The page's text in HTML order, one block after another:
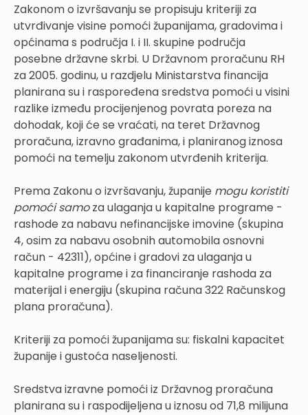
Zakonom o izvršavanju se propisuju kriteriji za
utvrđivanje visine pomoći županijama, gradovima i
općinama s područja I. i II. skupine područja
posebne državne skrbi. U Državnom proračunu RH
za 2005. godinu, u razdjelu Ministarstva financija
planirana su i raspoređena sredstva pomoći u visini
razlike između procijenjenog povrata poreza na
dohodak, koji će se vraćati, na teret Državnog
proračuna, izravno građanima, i planiranog iznosa
pomoći na temelju zakonom utvrđenih kriterija.
Prema Zakonu o izvršavanju, županije mogu koristiti
pomoći samoza ulaganja u kapitalne programe -
rashode za nabavu nefinancijske imovine (skupina
4, osim za nabavu osobnih automobila osnovni
račun - 42311), općine i gradovi za ulaganja u
kapitalne programe i za financiranje rashoda za
materijal i energiju (skupina računa 322 Računskog
plana proračuna).
Kriteriji za pomoći županijama su: fiskalni kapacitet
županije i gustoća naseljenosti.
Sredstva izravne pomoći iz Državnog proračuna
planirana su i raspodijeljena u iznosu od 71,8 milijuna